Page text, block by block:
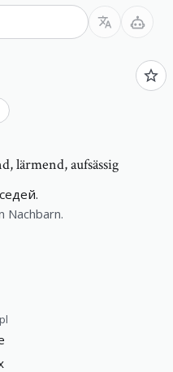
lärmend, aufsässig
Nachbarn.
pl